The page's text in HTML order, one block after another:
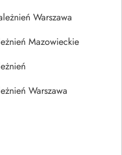
Warszawa
Mazowieckie
Warszawa